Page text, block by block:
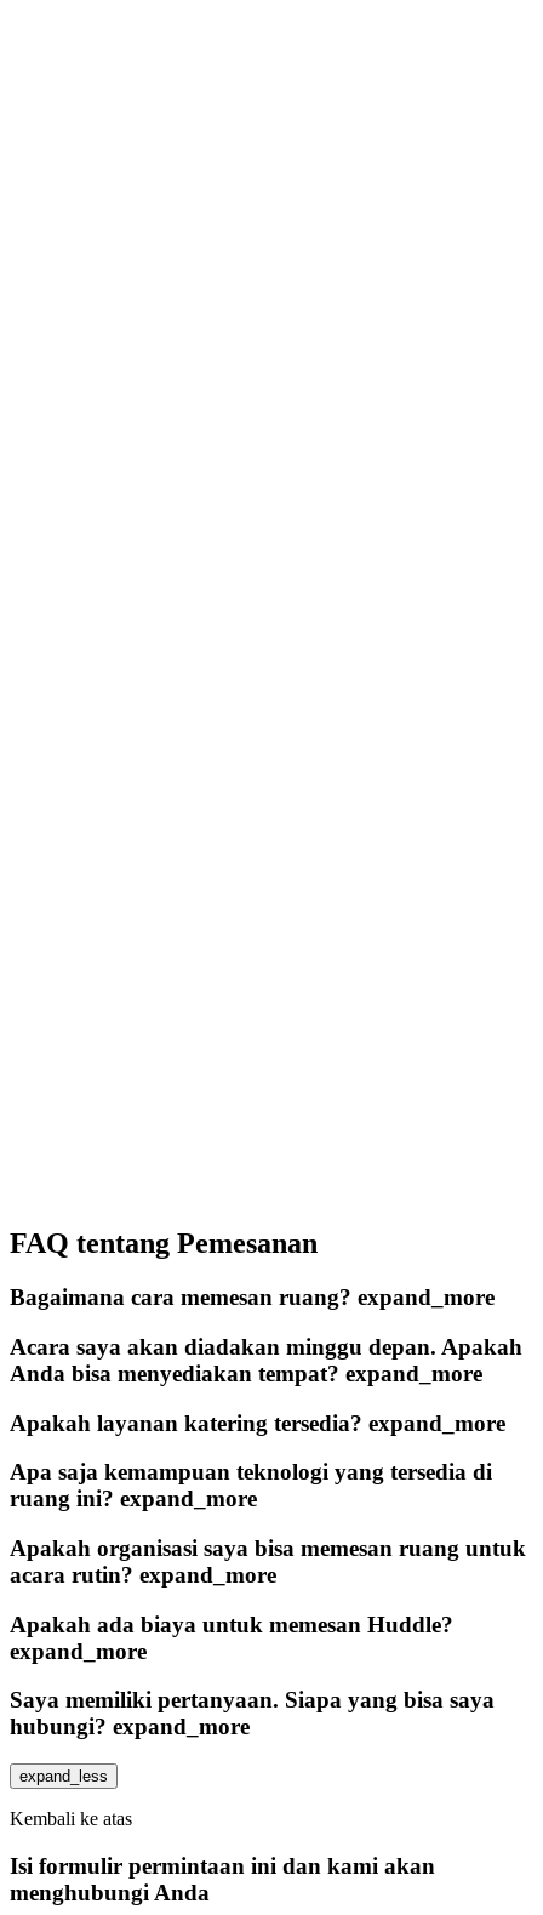
FAQ tentang Pemesanan
Bagaimana cara memesan ruang? expand_more
Acara saya akan diadakan minggu depan. Apakah
Anda bisa menyediakan tempat? expand_more
Apakah layanan katering tersedia? expand_more
Apa saja kemampuan teknologi yang tersedia di
ruang ini? expand_more
Apakah organisasi saya bisa memesan ruang untuk
acara rutin? expand_more
Apakah ada biaya untuk memesan Huddle?
expand_more
Saya memiliki pertanyaan. Siapa yang bisa saya
hubungi? expand_more
expand_less
Kembali ke atas
Isi formulir permintaan ini dan kami akan
menghubungi Anda